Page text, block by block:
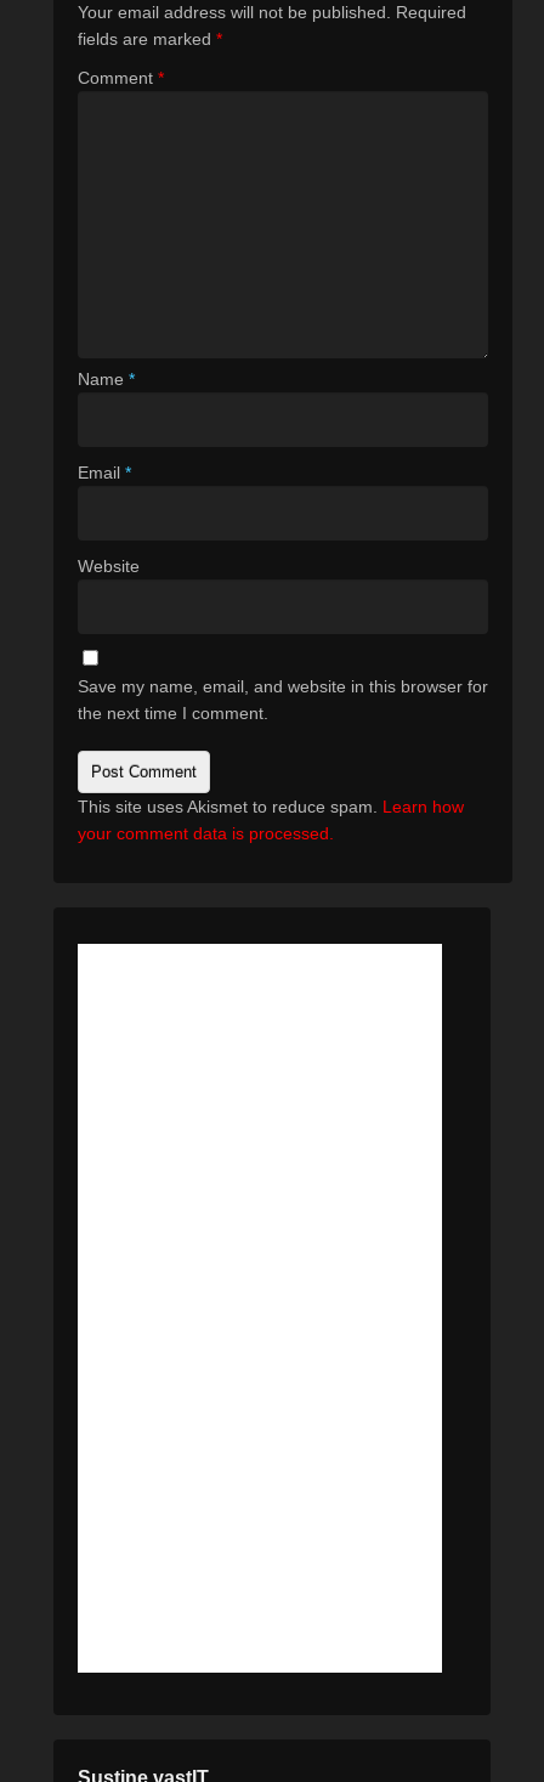
Your email address will not be published.
Required
fields are marked *
Comment *
Name *
Email *
Website
Save my name, email, and website in this browser for
the next time I comment.
This site uses Akismet to reduce spam. Learn how
your comment data is processed.
Susține vastIT